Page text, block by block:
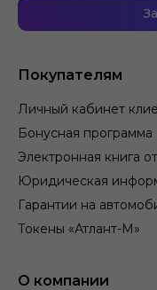
Покупателям
Личный кабинет
Бонусная программа
Электронная книга
Юридическая
Гарантии на
Токены «Атлант-М»
О компании